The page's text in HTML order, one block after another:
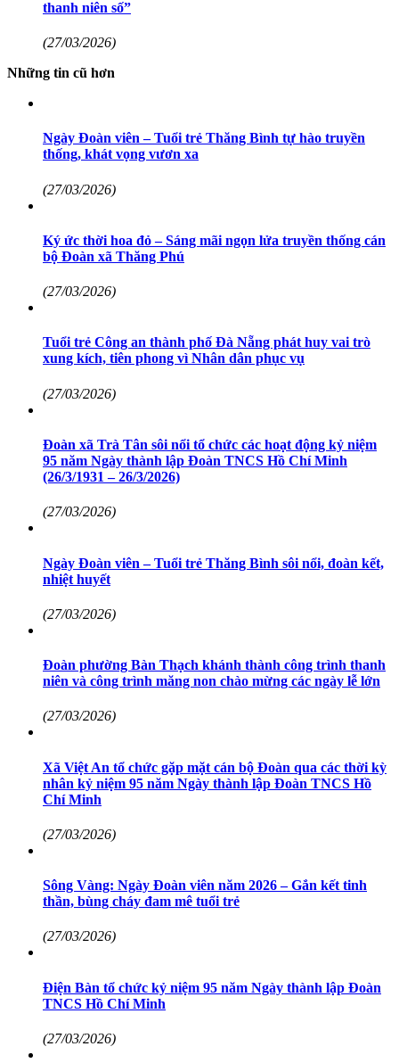
thanh niên số”
(27/03/2026)
Những tin cũ hơn
Ngày Đoàn viên – Tuổi trẻ Thăng Bình tự hào truyền
thống, khát vọng vươn xa
(27/03/2026)
Ký ức thời hoa đỏ – Sáng mãi ngọn lửa truyền thống cán
bộ Đoàn xã Thăng Phú
(27/03/2026)
Tuổi trẻ Công an thành phố Đà Nẵng phát huy vai trò
xung kích, tiên phong vì Nhân dân phục vụ
(27/03/2026)
Đoàn xã Trà Tân sôi nổi tổ chức các hoạt động kỷ niệm
95 năm Ngày thành lập Đoàn TNCS Hồ Chí Minh
(26/3/1931 – 26/3/2026)
(27/03/2026)
Ngày Đoàn viên – Tuổi trẻ Thăng Bình sôi nổi, đoàn kết,
nhiệt huyết
(27/03/2026)
Đoàn phường Bàn Thạch khánh thành công trình thanh
niên và công trình măng non chào mừng các ngày lễ lớn
(27/03/2026)
Xã Việt An tổ chức gặp mặt cán bộ Đoàn qua các thời kỳ
nhân kỷ niệm 95 năm Ngày thành lập Đoàn TNCS Hồ
Chí Minh
(27/03/2026)
Sông Vàng: Ngày Đoàn viên năm 2026 – Gắn kết tinh
thần, bùng cháy đam mê tuổi trẻ
(27/03/2026)
Điện Bàn tổ chức kỷ niệm 95 năm Ngày thành lập Đoàn
TNCS Hồ Chí Minh
(27/03/2026)